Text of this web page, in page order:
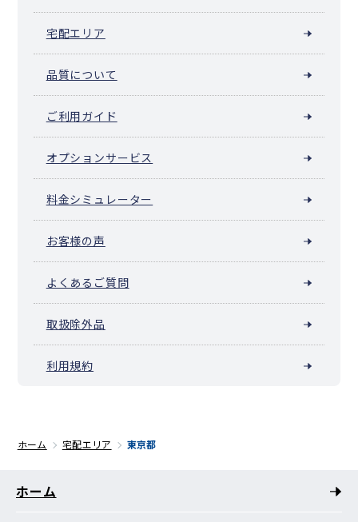
宅配エリア
品質について
ご利用ガイド
オプションサービス
料金シミュレーター
お客様の声
よくあるご質問
取扱除外品
利用規約
ホーム 宅配エリア 東京都
ホーム